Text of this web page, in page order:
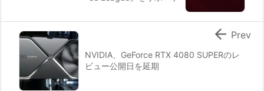
NVIDIA、GeForce RTX 4080 SUPERのレ
ビュー公開日を延期
 Prev